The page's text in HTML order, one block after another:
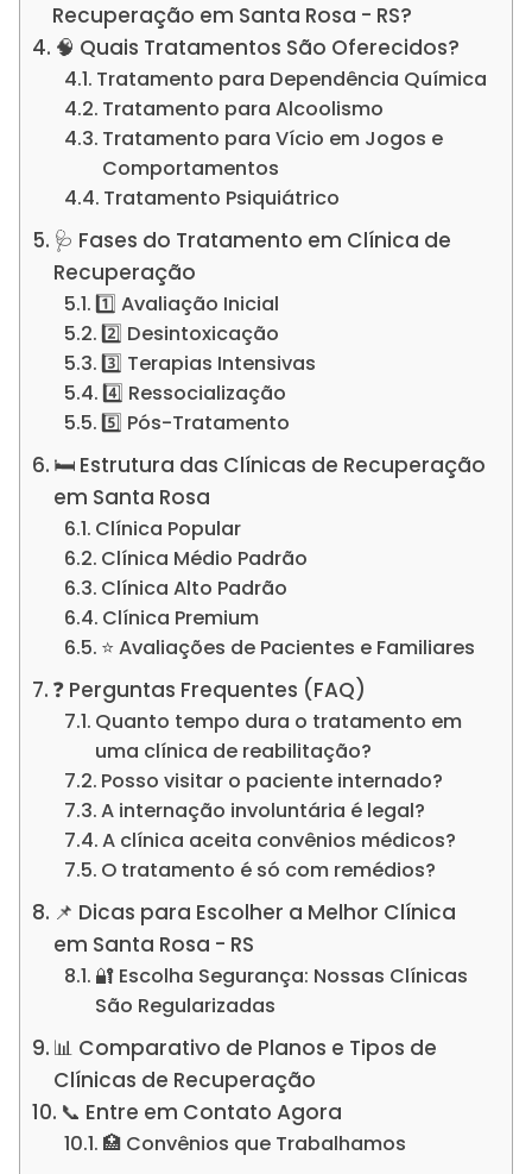
Recuperação em Santa Rosa - RS?
🧠 Quais Tratamentos São Oferecidos?
Tratamento para Dependência Química
Tratamento para Alcoolismo
Tratamento para Vício em Jogos e
Comportamentos
Tratamento Psiquiátrico
🩺 Fases do Tratamento em Clínica de
Recuperação
1️⃣ Avaliação Inicial
2️⃣ Desintoxicação
3️⃣ Terapias Intensivas
4️⃣ Ressocialização
5️⃣ Pós-Tratamento
🛏️ Estrutura das Clínicas de Recuperação
em Santa Rosa
Clínica Popular
Clínica Médio Padrão
Clínica Alto Padrão
Clínica Premium
⭐ Avaliações de Pacientes e Familiares
❓ Perguntas Frequentes (FAQ)
Quanto tempo dura o tratamento em
uma clínica de reabilitação?
Posso visitar o paciente internado?
A internação involuntária é legal?
A clínica aceita convênios médicos?
O tratamento é só com remédios?
📌 Dicas para Escolher a Melhor Clínica
em Santa Rosa - RS
🔐 Escolha Segurança: Nossas Clínicas
São Regularizadas
📊 Comparativo de Planos e Tipos de
Clínicas de Recuperação
📞 Entre em Contato Agora
🏥 Convênios que Trabalhamos